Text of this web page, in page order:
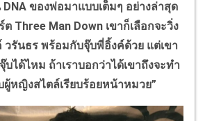
DNA ของพ่อมาแบบเต็มๆ อย่างล่าสุด
ต Three Man Down เขาก็เลือกจะวิ่ง
วรันธร พร้อมกับจุ๊บพี่อิ้งค์ด้วย แต่เขา
บได้ไหม ถ้าเราบอกว่าได้เขาถึงจะทำ
ผู้หญิงสไตล์เรียบร้อยหน้าหมวย”